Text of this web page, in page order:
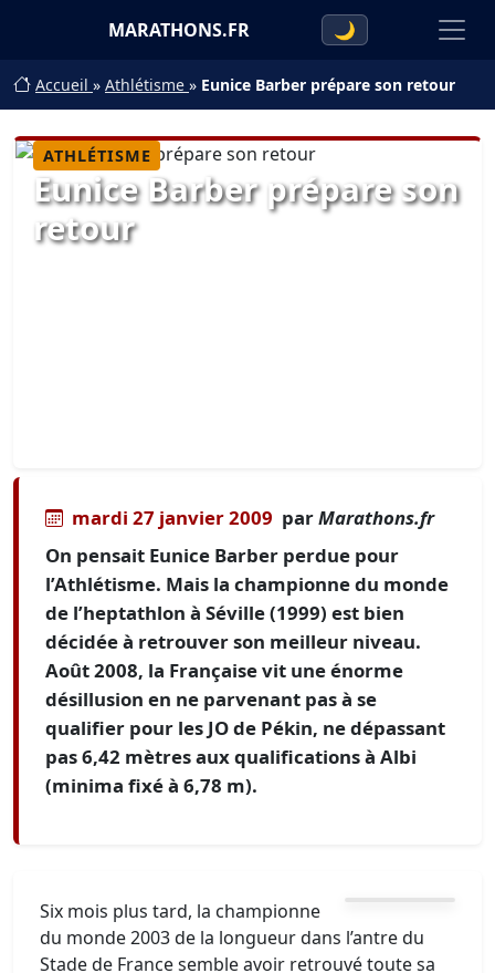
MARATHONS.FR 🌙
Accueil » Athlétisme » Eunice Barber prépare son retour
ATHLÉTISME
Eunice Barber prépare son
retour
mardi 27 janvier 2009 parMarathons.fr
On pensait Eunice Barber perdue pour
l’Athlétisme. Mais la championne du monde
de l’heptathlon à Séville (1999) est bien
décidée à retrouver son meilleur niveau.
Août 2008, la Française vit une énorme
désillusion en ne parvenant pas à se
qualifier pour les JO de Pékin, ne dépassant
pas 6,42 mètres aux qualifications à Albi
(minima fixé à 6,78 m).
Six mois plus tard, la championne
du monde 2003 de la longueur dans l’antre du
Stade de France semble avoir retrouvé toute sa